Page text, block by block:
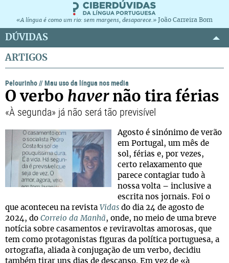
«A língua é como um rio: sem margens, desaparece.» João Carreira Bom
DÚVIDAS
ARTIGOS
Pelourinho//Mau uso da língua nos media
O verbo havernão tira férias
«À segunda» já não será tão previsível
Agosto é sinónimo de verão
em Portugal, um mês de
sol, férias e, por vezes,
certo relaxamento que
parece contagiar tudo à
nossa volta – inclusive a
escrita nos jornais. Foi o
que aconteceu na revista Vidas do dia 24 de agosto de
2024, do Correio da Manhã, onde, no meio de uma breve
notícia sobre casamentos e reviravoltas amorosas, que
tem como protagonistas figuras da política portuguesa, a
ortografia, aliada à conjugação de um verbo, decidiu
também tirar uns dias de descanso. Em vez de «à